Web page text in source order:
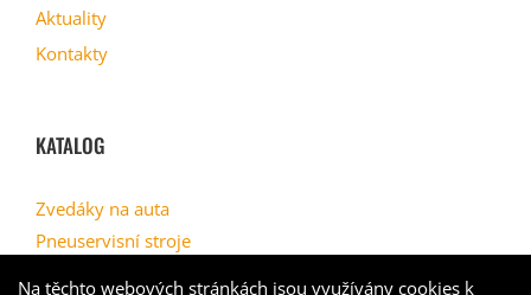
Aktuality
Kontakty
KATALOG
Zvedáky na auta
Pneuservisní stroje
Na těchto webových stránkách jsou využívány cookies k